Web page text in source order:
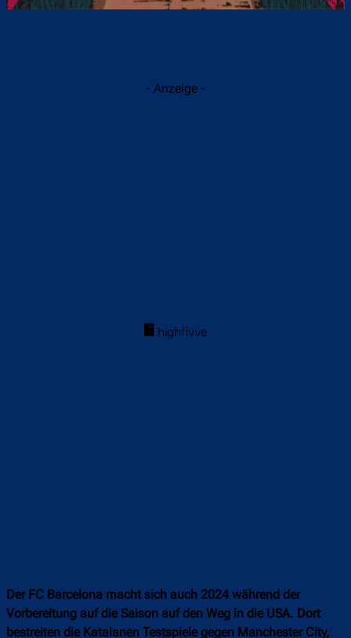
- Anzeige -
Der FC Barcelona macht sich auch 2024 während der
Vorbereitung auf die Saison auf den Weg in die USA. Dort
bestreiten die Katalanen Testspiele gegen Manchester City,